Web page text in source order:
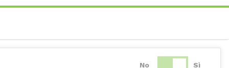
No Sì